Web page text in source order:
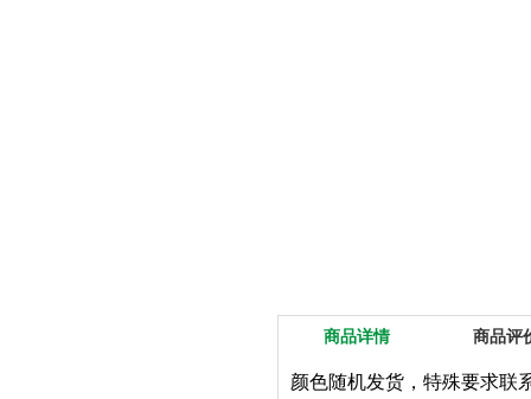
商品详情 商品评
颜色随机发货，特殊要求联